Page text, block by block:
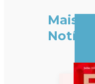
Mais
Notícias